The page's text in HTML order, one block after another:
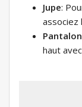
Jupe:
associez
Pantalon
haut